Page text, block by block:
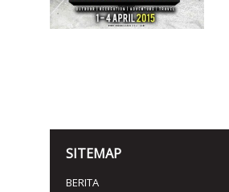
SITEMAP
BERITA